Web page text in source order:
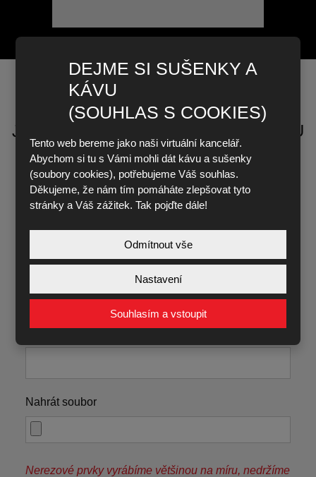
JAKOU NEREZOVOU VÝZVU SPOLU
ZVLÁDNEME?
Jméno a příjmení *
E-mail *
Nahrát soubor
Nerezové prvky vyrábíme většinou na míru, nedržíme
DEJME SI SUŠENKY A
KÁVU
(SOUHLAS S COOKIES)
Tento web bereme jako naši virtuální kancelář.
Abychom si tu s Vámi mohli dát kávu a sušenky
(soubory cookies), potřebujeme Váš souhlas.
Děkujeme, že nám tím pomáháte zlepšovat tyto
stránky a Váš zážitek. Tak pojďte dále!
Odmítnout vše
Nastavení
Souhlasím a vstoupit